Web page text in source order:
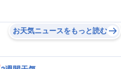
お天気ニュースをもっと読む